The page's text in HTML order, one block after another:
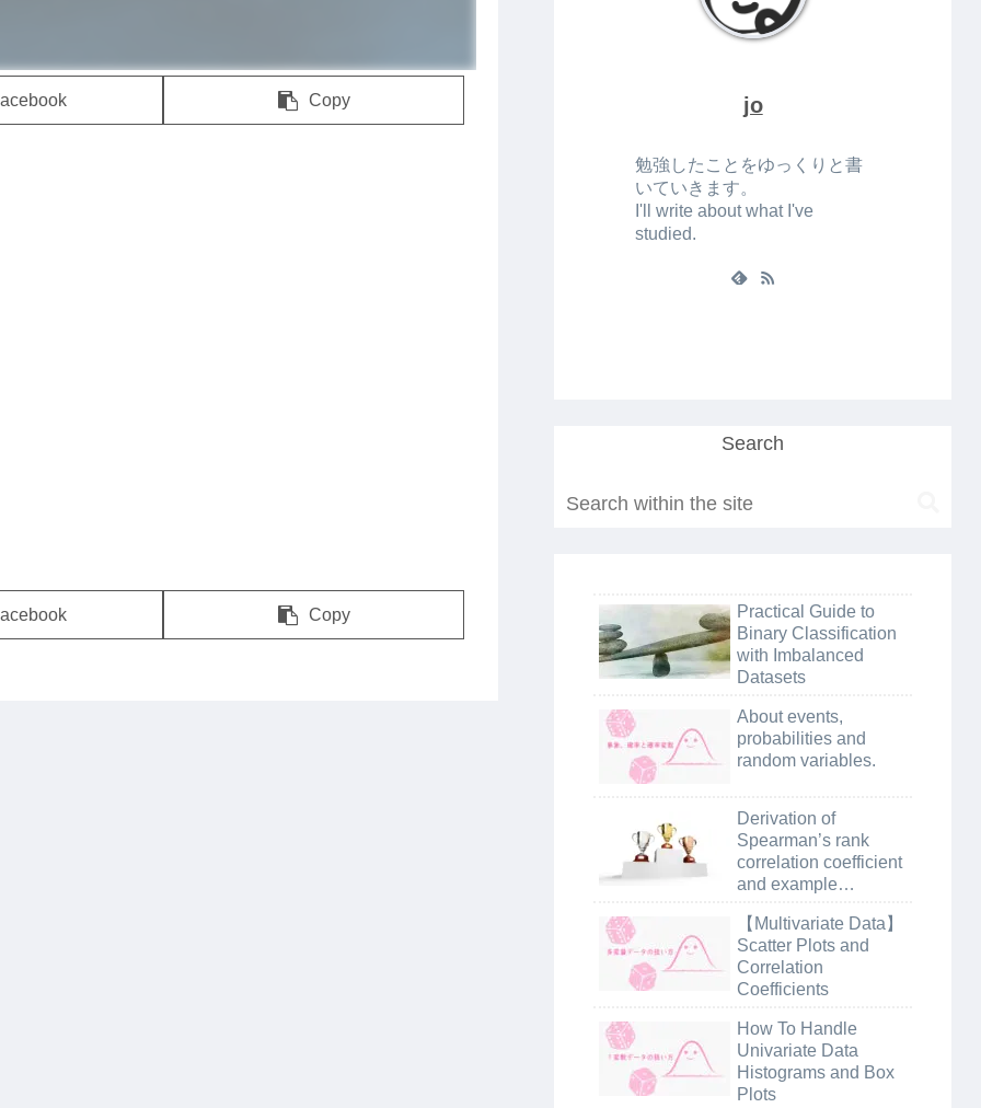
Copy
Copy
jo
勉強したことをゆっくりと書
いていきます。
I'll write about what I've
studied.
Search
Practical Guide to
Binary Classification
with Imbalanced
Datasets
About events,
probabilities and
random variables.
Derivation of
Spearman’s rank
correlation coefficient
and example
python
【Multivariate Data】
Scatter Plots and
Correlation
Coefficients
How To Handle
Univariate Data
Histograms and Box
Plots